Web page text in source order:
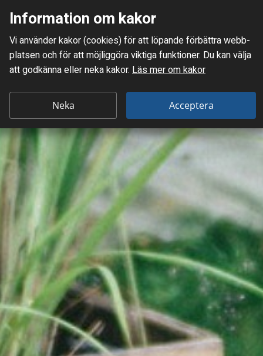
Mellanskånes Renhållnings AB
Information om kakor
Vi använder kakor (cookies) för att löpande förbättra webb­
platsen och för att möjlig­göra viktiga funktioner. Du kan välja
att godkänna eller neka kakor. Läs mer om kakor
Neka Acceptera